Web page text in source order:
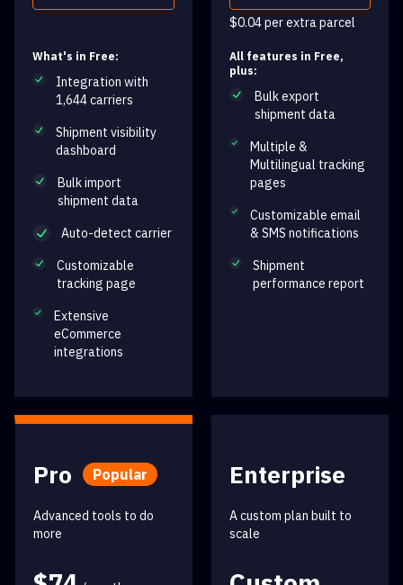
What's in Free:
Integration with
1,644 carriers
Shipment visibility
dashboard
Bulk import
shipment data
Auto-detect carrier
Customizable
tracking page
Extensive
eCommerce
integrations
$0.04 per extra parcel
All features in Free,
plus:
Bulk export
shipment data
Multiple &
Multilingual tracking
pages
Customizable email
& SMS notifications
Shipment
performance report
Pro Popular
Advanced tools to do
more
Enterprise
A custom plan built to
scale